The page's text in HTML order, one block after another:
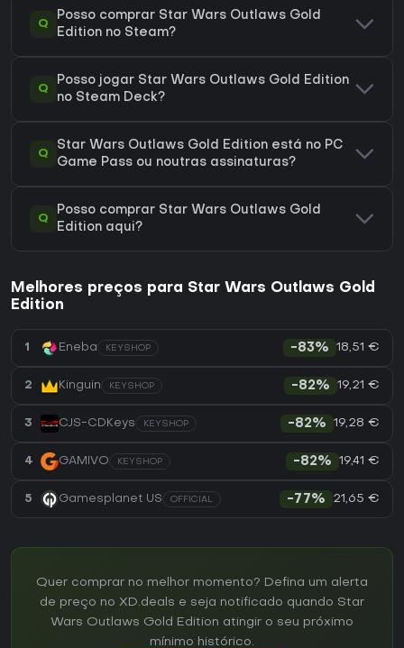
Q
Posso comprar Star Wars Outlaws Gold
Edition no Steam?
Q
Posso jogar Star Wars Outlaws Gold Edition
no Steam Deck?
Q
Star Wars Outlaws Gold Edition está no PC
Game Pass ou noutras assinaturas?
Q
Posso comprar Star Wars Outlaws Gold
Edition aqui?
Melhores preços para Star Wars Outlaws Gold
Edition
1 Eneba KEYSHOP -83% 18,51 €
2 Kinguin KEYSHOP -82% 19,21 €
3 CJS-CDKeys KEYSHOP -82% 19,28 €
4 GAMIVO KEYSHOP -82% 19,41 €
5 Gamesplanet US OFFICIAL -77% 21,65 €
Quer comprar no melhor momento? Defina um alerta
de preço no XD.deals e seja notificado quando Star
Wars Outlaws Gold Edition atingir o seu próximo
mínimo histórico.